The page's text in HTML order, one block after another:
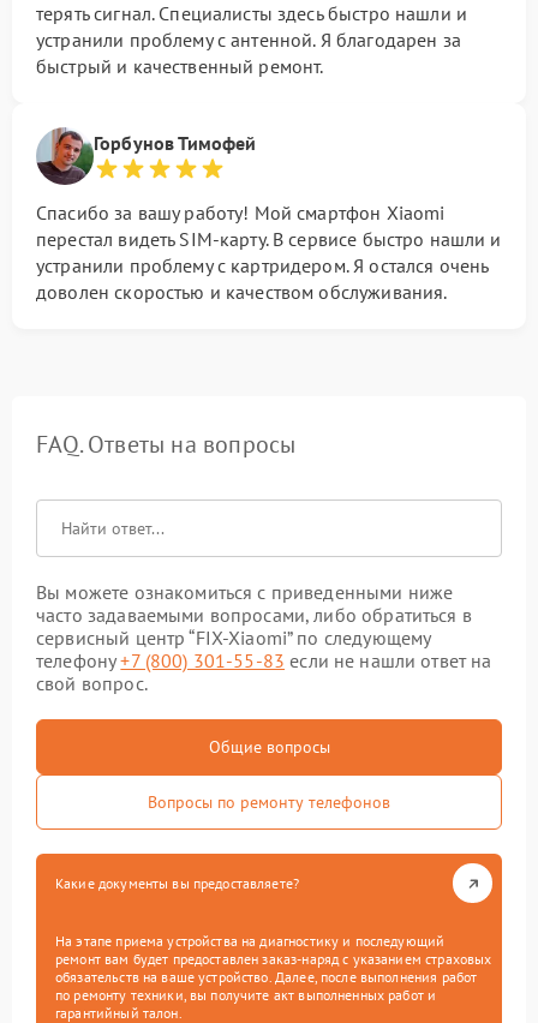
терять сигнал. Специалисты здесь быстро нашли и
устранили проблему с антенной. Я благодарен за
быстрый и качественный ремонт.
Горбунов Тимофей
Спасибо за вашу работу! Мой смартфон Xiaomi
перестал видеть SIM-карту. В сервисе быстро нашли и
устранили проблему с картридером. Я остался очень
доволен скоростью и качеством обслуживания.
FAQ. Ответы на вопросы
Вы можете ознакомиться с приведенными ниже
часто задаваемыми вопросами, либо обратиться в
сервисный центр “FIX-Xiaomi” по следующему
телефону+7 (800) 301-55-83 если не нашли ответ на
свой вопрос.
Общие вопросы
Вопросы по ремонту телефонов
Какие документы вы предоставляете?
На этапе приема устройства на диагностику и последующий
ремонт вам будет предоставлен заказ-наряд с указанием страховых
обязательств на ваше устройство. Далее, после выполнения работ
по ремонту техники, вы получите акт выполненных работ и
гарантийный талон.